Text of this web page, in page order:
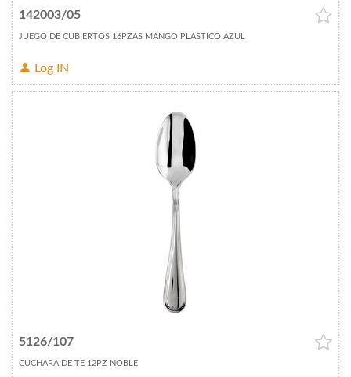
142003/05
JUEGO DE CUBIERTOS 16PZAS MANGO PLASTICO AZUL
Log IN
5126/107
CUCHARA DE TE 12PZ NOBLE